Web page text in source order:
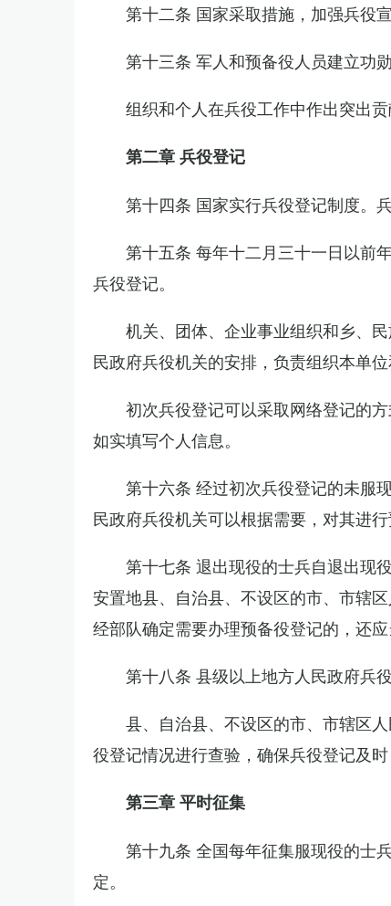
第十二条 国家采取措施，加强兵役
第十三条 军人和预备役人员建立功
组织和个人在兵役工作中作出突出
第二章 兵役登记
第十四条 国家实行兵役登记制度。
第十五条 每年十二月三十一日以前
兵役登记。
机关、团体、企业事业组织和乡、
民政府兵役机关的安排，负责组织本单
初次兵役登记可以采取网络登记的
如实填写个人信息。
第十六条 经过初次兵役登记的未服
民政府兵役机关可以根据需要，对其进行
第十七条 退出现役的士兵自退出现
安置地县、自治县、不设区的市、市辖
经部队确定需要办理预备役登记的，还应
第十八条 县级以上地方人民政府兵
县、自治县、不设区的市、市辖区
役登记情况进行查验，确保兵役登记及时
第三章 平时征集
第十九条 全国每年征集服现役的士
定。